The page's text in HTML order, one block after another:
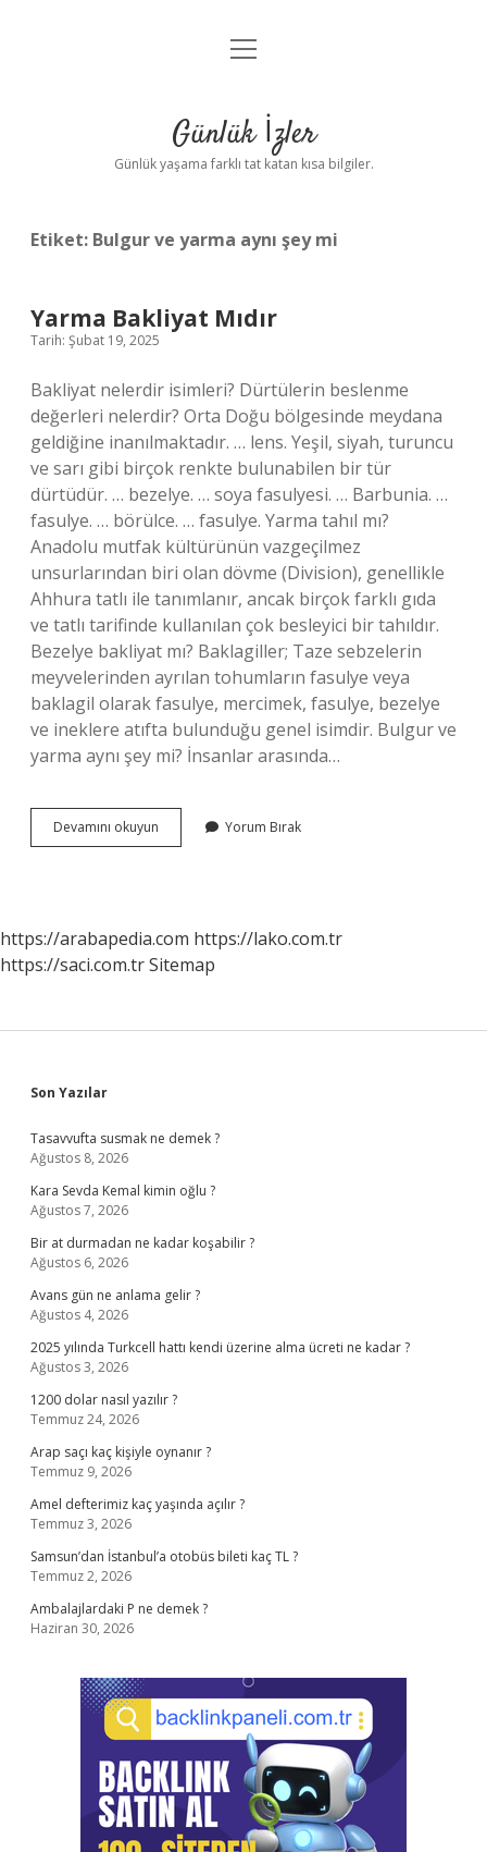
Anasayfa
Yasal Uyarı
menüyü
Günlük İzler
Günlük yaşama farklı tat katan kısa bilgiler.
Etiket: Bulgur ve yarma aynı şey mi
Yarma Bakliyat Mıdır
Tarih: Şubat 19, 2025
Bakliyat nelerdir isimleri? Dürtülerin beslenme
değerleri nelerdir? Orta Doğu bölgesinde meydana
geldiğine inanılmaktadır. … lens. Yeşil, siyah, turuncu
ve sarı gibi birçok renkte bulunabilen bir tür
dürtüdür. … bezelye. … soya fasulyesi. … Barbunia. …
fasulye. … börülce. … fasulye. Yarma tahıl mı?
Anadolu mutfak kültürünün vazgeçilmez
unsurlarından biri olan dövme (Division), genellikle
Ahhura tatlı ile tanımlanır, ancak birçok farklı gıda
ve tatlı tarifinde kullanılan çok besleyici bir tahıldır.
Bezelye bakliyat mı? Baklagiller; Taze sebzelerin
meyvelerinden ayrılan tohumların fasulye veya
baklagil olarak fasulye, mercimek, fasulye, bezelye
ve ineklere atıfta bulunduğu genel isimdir. Bulgur ve
yarma aynı şey mi? İnsanlar arasında…
Devamını okuyun
Bakliyat
Yorum Bırak
https://arabapedia.com https://lako.com.tr
https://saci.com.trSitemap
Sidebar
Son Yazılar
Tasavvufta susmak ne demek ?
Ağustos 8, 2026
Kara Sevda Kemal kimin oğlu ?
Ağustos 7, 2026
Bir at durmadan ne kadar koşabilir ?
Ağustos 6, 2026
Avans gün ne anlama gelir ?
Ağustos 4, 2026
2025 yılında Turkcell hattı kendi üzerine alma ücreti ne kadar ?
Ağustos 3, 2026
1200 dolar nasıl yazılır ?
Temmuz 24, 2026
Arap saçı kaç kişiyle oynanır ?
Temmuz 9, 2026
Amel defterimiz kaç yaşında açılır ?
Temmuz 3, 2026
Samsun’dan İstanbul’a otobüs bileti kaç TL ?
Temmuz 2, 2026
Ambalajlardaki P ne demek ?
Haziran 30, 2026